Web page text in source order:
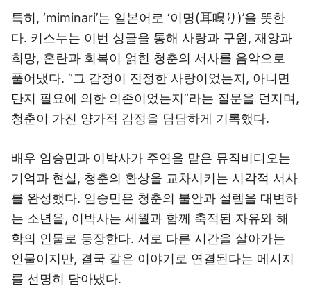
특히, ‘miminari’는 일본어로 ‘이명(耳鳴り)’을 뜻한
다. 키스누는 이번 싱글을 통해 사랑과 구원, 재앙과
희망, 혼란과 회복이 얽힌 청춘의 서사를 음악으로
풀어냈다. “그 감정이 진정한 사랑이었는지, 아니면
단지 필요에 의한 의존이었는지”라는 질문을 던지며,
청춘이 가진 양가적 감정을 담담하게 기록했다.
배우 임승민과 이박사가 주연을 맡은 뮤직비디오는
기억과 현실, 청춘의 환상을 교차시키는 시각적 서사
를 완성했다. 임승민은 청춘의 불안과 설렘을 대변하
는 소년을, 이박사는 세월과 함께 축적된 자유와 해
학의 인물로 등장한다. 서로 다른 시간을 살아가는
인물이지만, 결국 같은 이야기로 연결된다는 메시지
를 선명히 담아냈다.